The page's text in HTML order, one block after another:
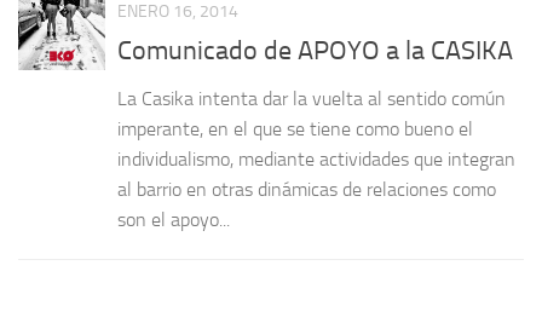
ENERO 16, 2014
Comunicado de APOYO a la CASIKA
La Casika intenta dar la vuelta al sentido común
imperante, en el que se tiene como bueno el
individualismo, mediante actividades que integran
al barrio en otras dinámicas de relaciones como
son el apoyo...